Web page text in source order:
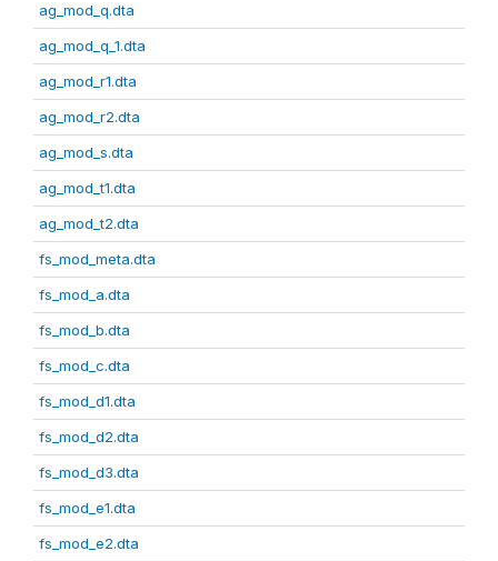
ag_mod_q.dta
ag_mod_q_1.dta
ag_mod_r1.dta
ag_mod_r2.dta
ag_mod_s.dta
ag_mod_t1.dta
ag_mod_t2.dta
fs_mod_meta.dta
fs_mod_a.dta
fs_mod_b.dta
fs_mod_c.dta
fs_mod_d1.dta
fs_mod_d2.dta
fs_mod_d3.dta
fs_mod_e1.dta
fs_mod_e2.dta